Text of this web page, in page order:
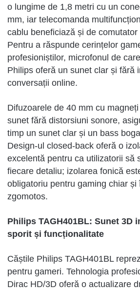
o lungime de 1,8 metri cu un
mm, iar telecomanda
cablu beneficiază și de
Pentru a răspunde cerințelor
profesioniștilor, microfonul de
Philips oferă un sunet clar și fără
conversații online.
Difuzoarele de 40 mm cu
sunet fără distorsiuni sonore,
timp un sunet clar și un bass
Design-ul closed-back oferă o
excelentă pentru ca utilizatorii să
fiecare detaliu; izolarea fonică
obligatoriu pentru gaming chiar și
zgomotos.
Philips TAGH401BL: Sunet 3D
sporit și funcționalitate
Căștile Philips TAGH401BL
pentru gameri. Tehnologia
Dirac HD/3D oferă o actualizare